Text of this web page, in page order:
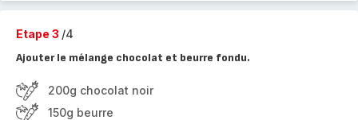
Etape 3 /4
Ajouter le mélange chocolat et beurre fondu.
200g chocolat noir
150g beurre